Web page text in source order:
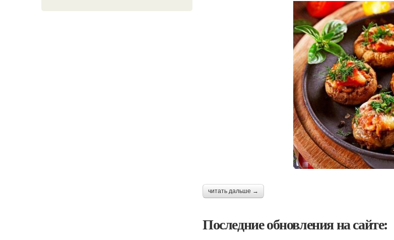
читать дальше →
Последние обновления на сайте: